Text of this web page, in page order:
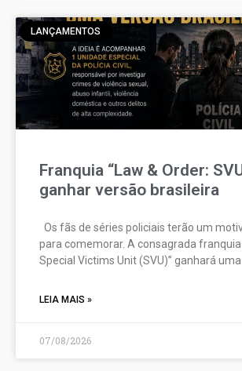
LANÇAMENTOS
Franquia “Law & Order:
ganhar versão brasileira
Os fãs de séries policiais terão um
para comemorar. A consagrada franquia
Special Victims Unit (SVU)” ganhará
LEIA MAIS »
07/08/2026